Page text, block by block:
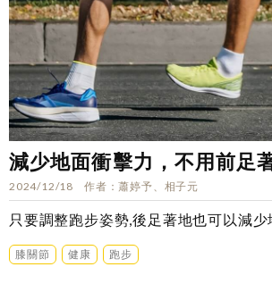
減少地面衝擊力，不用前足
2024/12/18 作者 蕭婷予、相子元
只要調整跑步姿勢,後足著地也可以減
膝關節 健康 跑步